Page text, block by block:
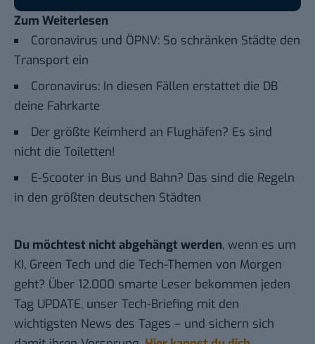
Zum Weiterlesen
Coronavirus und ÖPNV: So schränken Städte den
Transport ein
Coronavirus: In diesen Fällen erstattet die DB
deine Fahrkarte
Der größte Keimherd an Flughäfen? Es sind
nicht die Toiletten!
E-Scooter in Bus und Bahn? Das sind die Regeln
in den größten deutschen Städten
Du möchtest nicht abgehängt werden, wenn es um
KI, Green Tech und die Tech-Themen von Morgen
geht? Über 12.000 smarte Leser bekommen jeden
Tag UPDATE, unser Tech-Briefing mit den
wichtigsten News des Tages – und sichern sich